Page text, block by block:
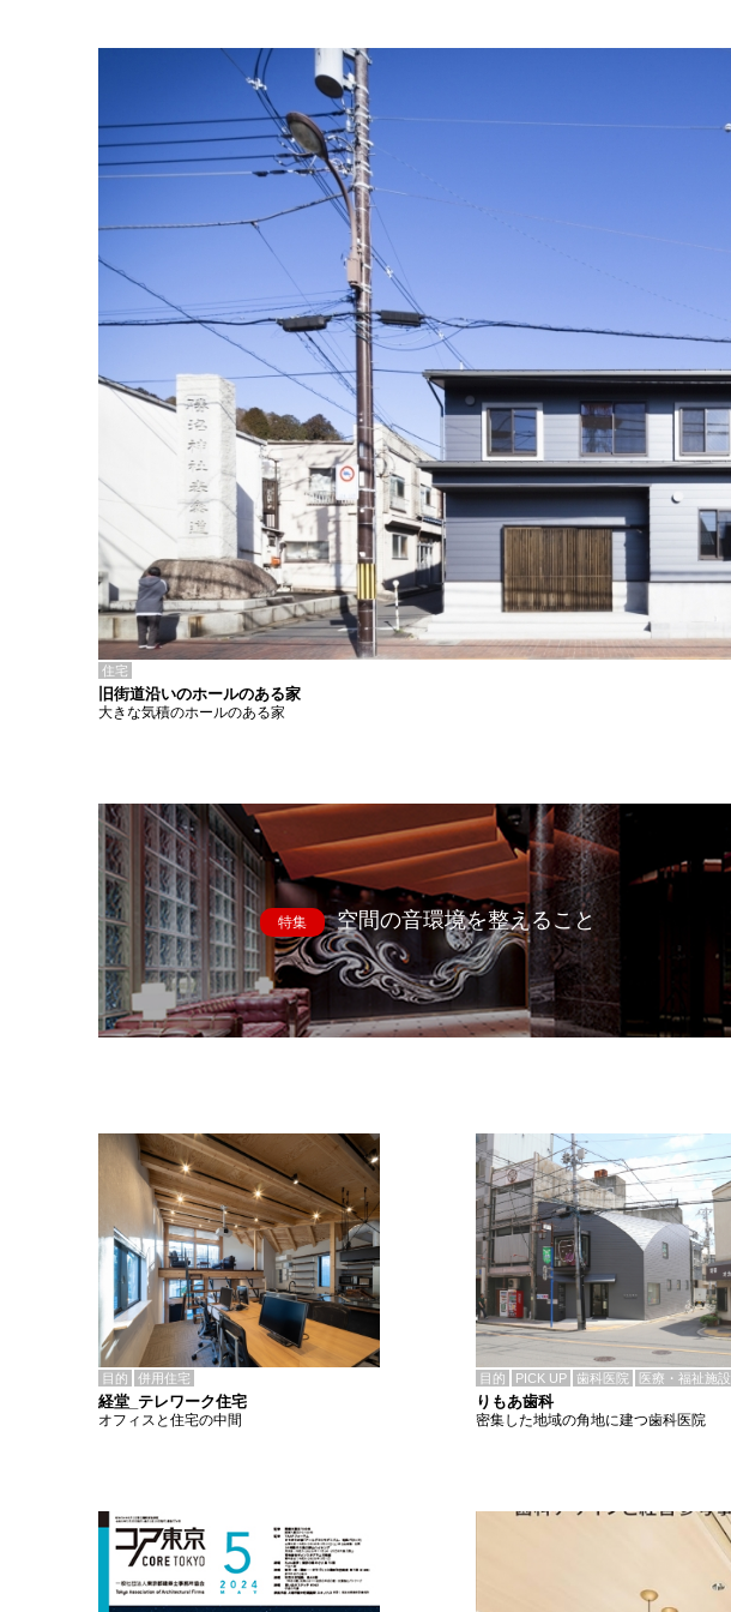
住宅
旧街道沿いのホールのある家
大きな気積のホールのある家
特集 空間の音環境を整えること
目的 併用住宅
経堂_テレワーク住宅
オフィスと住宅の中間
目的 PICK UP 歯科医院 医療・福祉施設
りもあ歯科
密集した地域の角地に建つ歯科医院